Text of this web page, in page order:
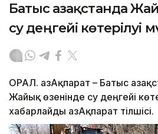
Батыс Қазақстанда
су деңгейі көтерілуі
ОРАЛ. ҚазАқпарат – Батыс
Жайық өзенінде су деңгейі
хабарлайды ҚазАқпарат тілшісі.